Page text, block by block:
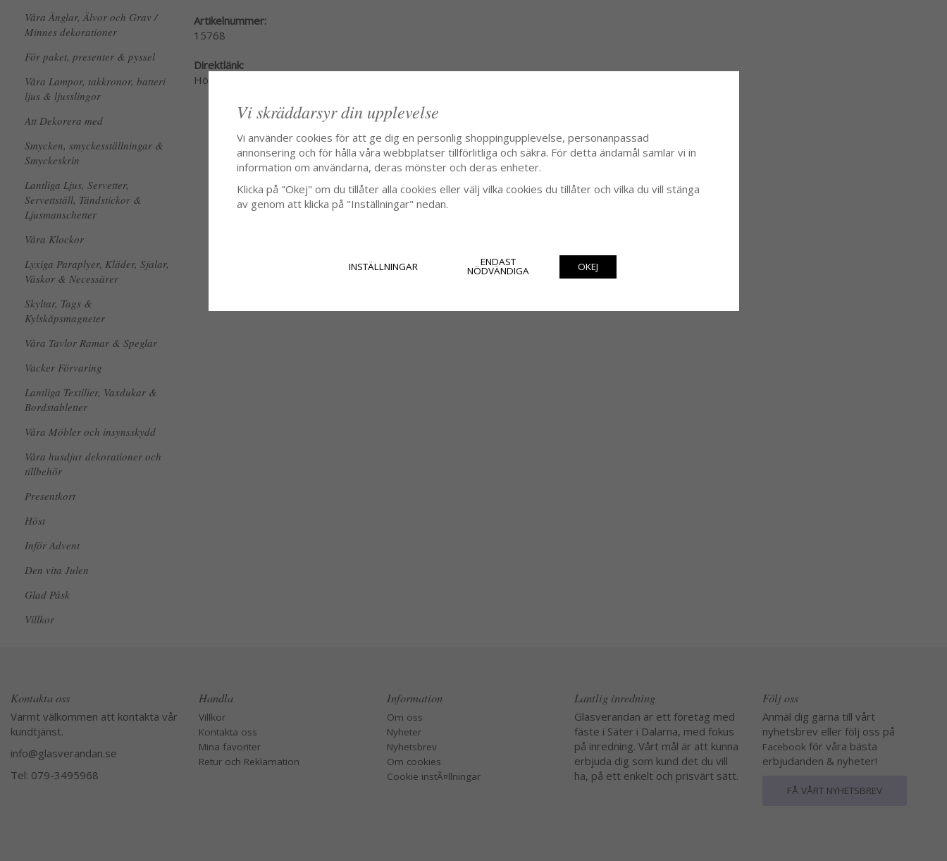
Våra Änglar, Älvor och Grav /
Minnes dekorationer
För paket, presenter & pyssel
Våra Lampor, takkronor, batteri
ljus & ljusslingor
Att Dekorera med
Smycken, smyckesställningar &
Smyckeskrin
Lantliga Ljus, Servetter,
Servettställ, Tändstickor &
Ljusmanschetter
Våra Klockor
Lyxiga Paraplyer, Kläder, Sjalar,
Väskor & Necessärer
Skyltar, Tags &
Kylskåpsmagneter
Våra Tavlor Ramar & Speglar
Vacker Förvaring
Lantliga Textilier, Vaxdukar &
Bordstabletter
Våra Möbler och insynsskydd
Våra husdjur dekorationer och
tillbehör
Presentkort
Höst
Inför Advent
Den vita Julen
Glad Påsk
Villkor
Artikelnummer:
15768
Direktlänk:
Högerklicka och kopiera adressen
Kontakta oss
Varmt välkommen att kontakta vår
kundtjänst.
info@glasverandan.se
Tel: 079-3495968
Handla
Villkor
Kontakta oss
Mina favoriter
Retur och Reklamation
Information
Om oss
Nyheter
Nyhetsbrev
Om cookies
Cookie instÃ¤llningar
Lantlig inredning
Glasverandan är ett företag med
fäste i Säter i Dalarna, med fokus
på inredning. Vårt mål är att kunna
erbjuda dig som kund det du vill
ha, på ett enkelt och prisvärt sätt.
Följ oss
Anmäl dig gärna till vårt
nyhetsbrev eller följ oss på
Facebook för våra bästa
erbjudanden & nyheter!
FÅ VÅRT NYHETSBREV
Vi skräddarsyr din upplevelse
Vi använder cookies för att ge dig en personlig shoppingupplevelse, personanpassad
annonsering och för hålla våra webbplatser tillförlitliga och säkra. För detta ändamål samlar vi in
information om användarna, deras mönster och deras enheter.
Klicka på "Okej" om du tillåter alla cookies eller välj vilka cookies du tillåter och vilka du vill stänga
av genom att klicka på "Inställningar" nedan.
INSTÄLLNINGAR ENDAST
NÖDVÄNDIGA OKEJ